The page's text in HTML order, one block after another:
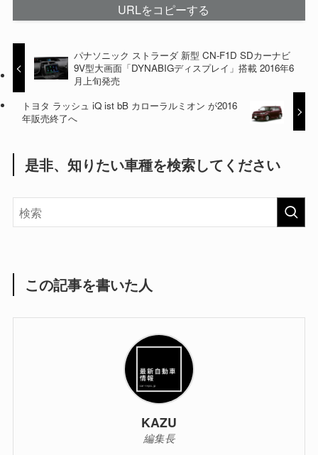
URLをコピーする
パナソニック ストラーダ 新型 CN-F1D SDカーナビ
9V型大画面「DYNABIGディスプレイ」搭載 2016年6
月上旬発売
トヨタ ラッシュ iQ ist bB カローラルミオン が2016
年販売終了へ
是非、知りたい車種を検索してください
この記事を書いた人
KAZU
編集長